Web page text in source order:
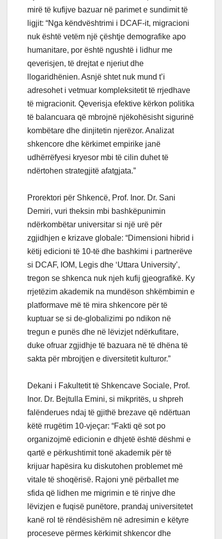
mirë të kufijve bazuar në parimet e sundimit të
ligjit: “Nga këndvështrimi i DCAF-it, migracioni
nuk është vetëm një çështje demografike apo
humanitare, por është ngushtë i lidhur me
qeverisjen, të drejtat e njeriut dhe
llogaridhënien. Asnjë shtet nuk mund t’i
adresohet i vetmuar kompleksitetit të rrjedhave
të migracionit. Qeverisja efektive kërkon politika
të balancuara që mbrojnë njëkohësisht sigurinë
kombëtare dhe dinjitetin njerëzor. Analizat
shkencore dhe kërkimet empirike janë
udhërrëfyesi kryesor mbi të cilin duhet të
ndërtohen strategjitë afatgjata.”
Prorektori për Shkencë, Prof. Inor. Dr. Sani
Demiri, vuri theksin mbi bashkëpunimin
ndërkombëtar universitar si një urë për
zgjidhjen e krizave globale: “Dimensioni hibrid i
këtij edicioni të 10-të dhe bashkimi i partnerëve
si DCAF, IOM, Legis dhe ‘Uttara University’,
tregon se shkenca nuk njeh kufij gjeografikë. Ky
rrjetëzim akademik na mundëson shkëmbimin e
platformave më të mira shkencore për të
kuptuar se si de-globalizimi po ndikon në
tregun e punës dhe në lëvizjet ndërkufitare,
duke ofruar zgjidhje të bazuara në të dhëna të
sakta për mbrojtjen e diversitetit kulturor.”
Dekani i Fakultetit të Shkencave Sociale, Prof.
Inor. Dr. Bejtulla Emini, si mikpritës, u shpreh
falënderues ndaj të gjithë brezave që ndërtuan
këtë rrugëtim 10-vjeçar: “Fakti që sot po
organizojmë edicionin e dhjetë është dëshmi e
qartë e përkushtimit tonë akademik për të
krijuar hapësira ku diskutohen problemet më
vitale të shoqërisë. Rajoni ynë përballet me
sfida që lidhen me migrimin e të rinjve dhe
lëvizjen e fuqisë punëtore, prandaj universitetet
kanë rol të rëndësishëm në adresimin e këtyre
proceseve përmes kërkimit shkencor dhe